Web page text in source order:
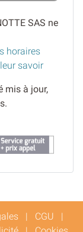
SAS ne
horaires
savoir
mis à jour,
| CGU |